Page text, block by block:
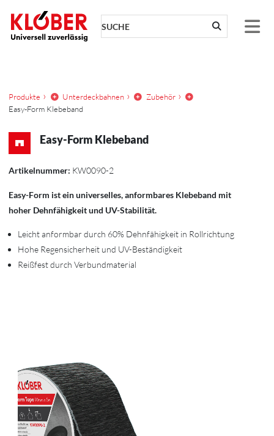
Produkte Unterdeckbahnen
Zubehör
Easy-Form Klebeband
Easy-Form Klebeband
Artikelnummer: KW0090-2
Easy-Form ist ein universelles, anformbares Klebeband mit
hoher Dehnfähigkeit und UV-Stabilität.
Leicht anformbar durch 60% Dehnfähigkeit in Rollrichtung
Hohe Regensicherheit und UV-Beständigkeit
Reißfest durch Verbundmaterial